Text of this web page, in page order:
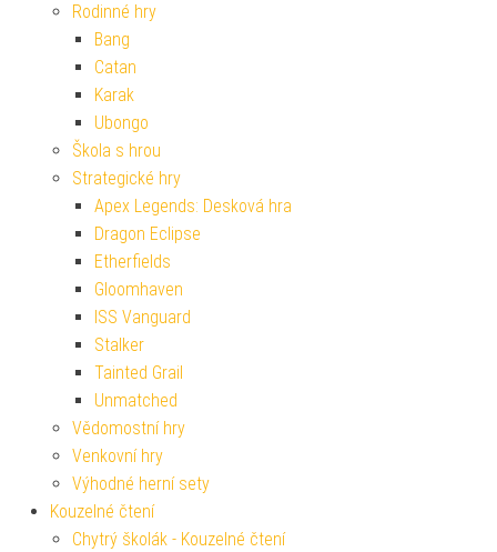
Rodinné hry
Bang
Catan
Karak
Ubongo
Škola s hrou
Strategické hry
Apex Legends: Desková hra
Dragon Eclipse
Etherfields
Gloomhaven
ISS Vanguard
Stalker
Tainted Grail
Unmatched
Vědomostní hry
Venkovní hry
Výhodné herní sety
Kouzelné čtení
Chytrý školák - Kouzelné čtení